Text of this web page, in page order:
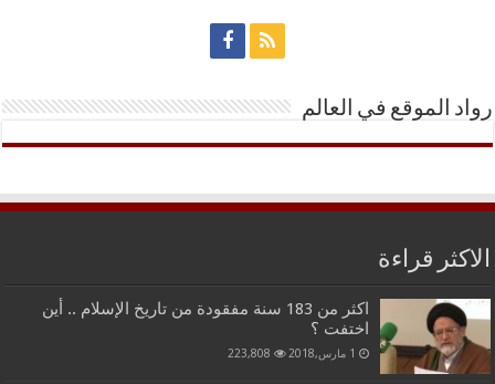
رواد الموقع في العالم
الاكثر قراءة
اكثر من 183 سنة مفقودة من تاريخ الإسلام .. أين
اختفت ؟
1 مارس,2018 223,808